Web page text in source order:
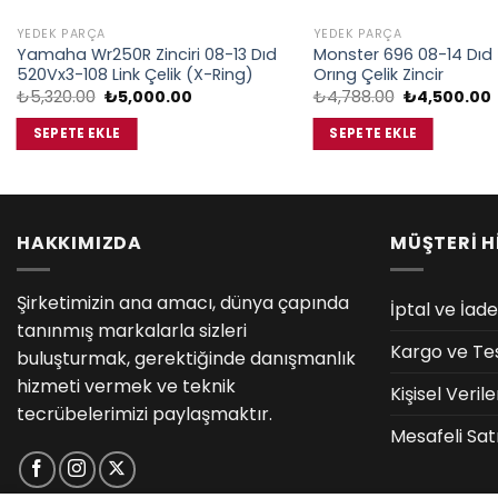
YEDEK PARÇA
Yamaha Wr250R Zinciri 08-13 Dıd
520Vx3-108 Link Çelik (X-Ring)
₺5,320.00 Orijinal
fiyat:
₺5,320.00.
₺5,000.00
SEPETE EKLE
YEDEK PARÇA
Monster 696 08-14 Dıd
Orıng Çelik Zincir
₺4,788.00 Orijinal
fiyat:
₺4,788.00.
₺4,500.00Şu
SEPETE EKLE
HAKKIMIZDA
Şirketimizin ana amacı, dünya çapında
tanınmış markalarla sizleri
buluşturmak, gerektiğinde danışmanlık
hizmeti vermek ve teknik
tecrübelerimizi paylaşmaktır.
MÜŞTERİ
İptal ve
Kargo ve
Kişisel
Mesafeli